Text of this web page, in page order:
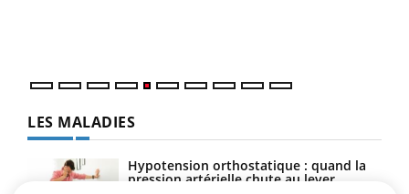
LES MALADIES
Hypotension orthostatique : quand la
pression artérielle chute au lever